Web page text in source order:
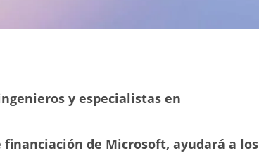
y especialistas en
financiación de Microsoft, ayudará a los